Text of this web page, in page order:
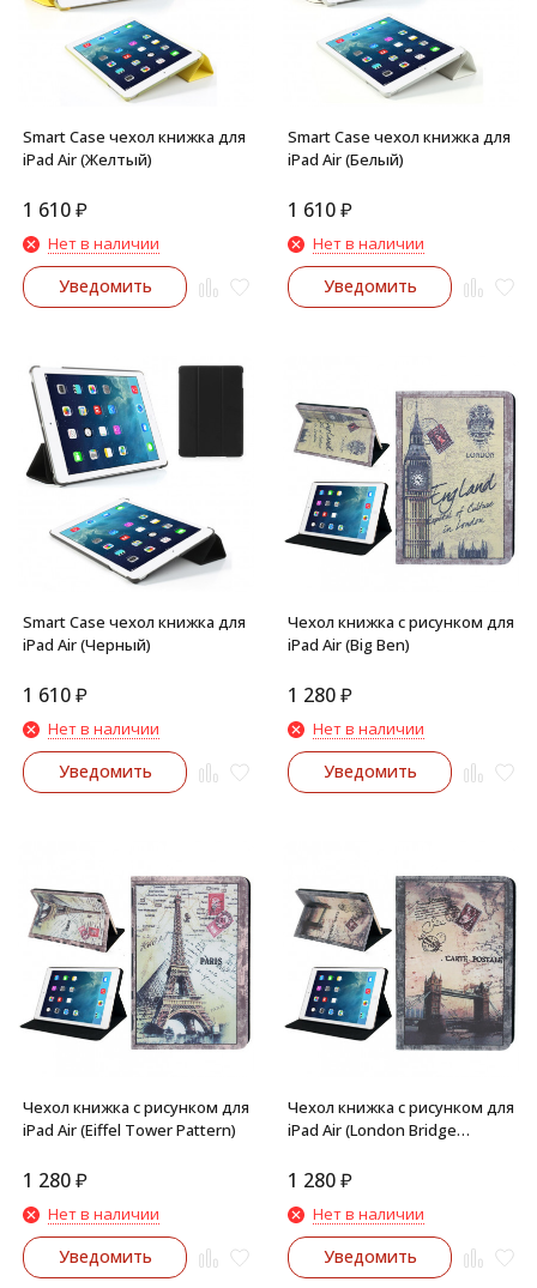
Smart Case чехол книжка для
iPad Air (Желтый)
1 610₽
Нет в наличии
Уведомить
Smart Case чехол книжка для
iPad Air (Белый)
1 610₽
Нет в наличии
Уведомить
Smart Case чехол книжка для
iPad Air (Черный)
1 610₽
Нет в наличии
Уведомить
Чехол книжка с рисунком для
iPad Air (Big Ben)
1 280₽
Нет в наличии
Уведомить
Чехол книжка с рисунком для
iPad Air (Eiffel Tower Pattern)
1 280₽
Нет в наличии
Уведомить
Чехол книжка с рисунком для
iPad Air (London Bridge
1 280₽
Нет в наличии
Уведомить